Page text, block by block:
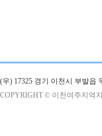
(우) 17325 경기 이천시 부발읍
COPYRIGHT © 이천여주지역